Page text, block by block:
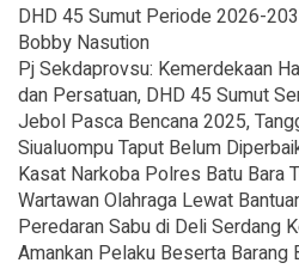
DHD 45 Sumut Periode 2026-
Bobby Nasution
Pj Sekdaprovsu: Kemerdekaan
dan Persatuan, DHD 45 Sumut
Jebol Pasca Bencana 2025,
Siualuompu Taput Belum
Kasat Narkoba Polres Batu Bara
Wartawan Olahraga Lewat
Peredaran Sabu di Deli Serdang
Amankan Pelaku Beserta Barang